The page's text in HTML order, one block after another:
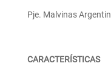
Pje. Malvinas
CARACTERÍSTICAS